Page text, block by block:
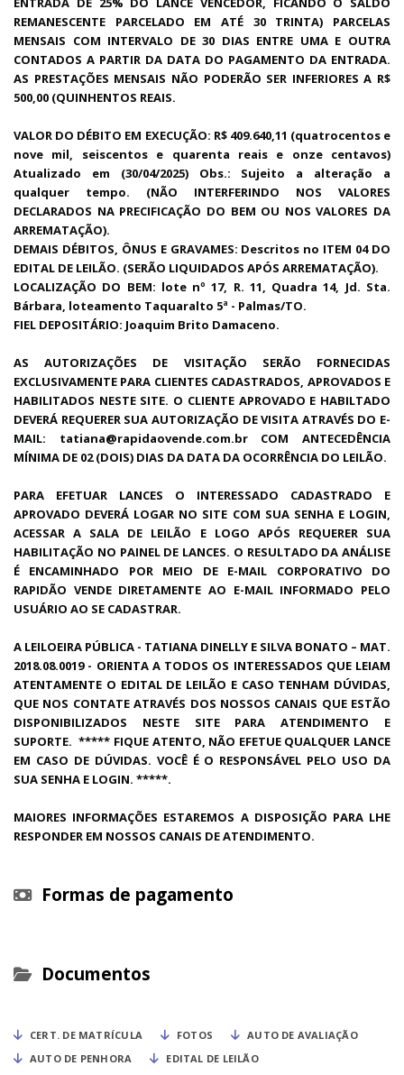
REMANESCENTE PARCELADO EM ATÉ 30 TRINTA) PARCELAS
MENSAIS COM INTERVALO DE 30 DIAS ENTRE UMA E OUTRA
CONTADOS A PARTIR DA DATA DO PAGAMENTO DA ENTRADA.
AS PRESTAÇÕES MENSAIS NÃO PODERÃO SER INFERIORES A R$
500,00 (QUINHENTOS REAIS.
VALOR DO DÉBITO EM EXECUÇÃO: R$ 409.640,11 (quatrocentos e
nove mil, seiscentos e quarenta reais e onze centavos)
Atualizado em (30/04/2025) Obs.: Sujeito a alteração a
qualquer tempo. (NÃO INTERFERINDO NOS VALORES
DECLARADOS NA PRECIFICAÇÃO DO BEM OU NOS VALORES DA
ARREMATAÇÃO).
DEMAIS DÉBITOS, ÔNUS E GRAVAMES: Descritos no ITEM 04 DO
EDITAL DE LEILÃO. (SERÃO LIQUIDADOS APÓS ARREMATAÇÃO).
LOCALIZAÇÃO DO BEM: lote nº 17, R. 11, Quadra 14, Jd. Sta.
Bárbara, loteamento Taquaralto 5ª - Palmas/TO.
FIEL DEPOSITÁRIO: Joaquim Brito Damaceno.
AS AUTORIZAÇÕES DE VISITAÇÃO SERÃO FORNECIDAS
EXCLUSIVAMENTE PARA CLIENTES CADASTRADOS, APROVADOS E
HABILITADOS NESTE SITE. O CLIENTE APROVADO E HABILTADO
DEVERÁ REQUERER SUA AUTORIZAÇÃO DE VISITA ATRAVÉS DO E-
MAIL: tatiana@rapidaovende.com.br COM ANTECEDÊNCIA
MÍNIMA DE 02 (DOIS) DIAS DA DATA DA OCORRÊNCIA DO LEILÃO.
PARA EFETUAR LANCES O INTERESSADO CADASTRADO E
APROVADO DEVERÁ LOGAR NO SITE COM SUA SENHA E LOGIN,
ACESSAR A SALA DE LEILÃO E LOGO APÓS REQUERER SUA
HABILITAÇÃO NO PAINEL DE LANCES. O RESULTADO DA ANÁLISE
É ENCAMINHADO POR MEIO DE E-MAIL CORPORATIVO DO
RAPIDÃO VENDE DIRETAMENTE AO E-MAIL INFORMADO PELO
USUÁRIO AO SE CADASTRAR.
A LEILOEIRA PÚBLICA - TATIANA DINELLY E SILVA BONATO – MAT.
2018.08.0019 - ORIENTA A TODOS OS INTERESSADOS QUE LEIAM
ATENTAMENTE O EDITAL DE LEILÃO E CASO TENHAM DÚVIDAS,
QUE NOS CONTATE ATRAVÉS DOS NOSSOS CANAIS QUE ESTÃO
DISPONIBILIZADOS NESTE SITE PARA ATENDIMENTO E
SUPORTE. ***** FIQUE ATENTO, NÃO EFETUE QUALQUER LANCE
EM CASO DE DÚVIDAS. VOCÊ É O RESPONSÁVEL PELO USO DA
SUA SENHA E LOGIN. *****.
MAIORES INFORMAÇÕES ESTAREMOS A DISPOSIÇÃO PARA LHE
RESPONDER EM NOSSOS CANAIS DE ATENDIMENTO.
Formas de pagamento
Documentos
CERT. DE MATRÍCULA FOTOS
AUTO DE AVALIAÇÃO
AUTO DE PENHORA
EDITAL DE LEILÃO